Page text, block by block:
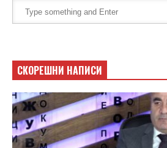
СКОРЕШНИ НАПИСИ